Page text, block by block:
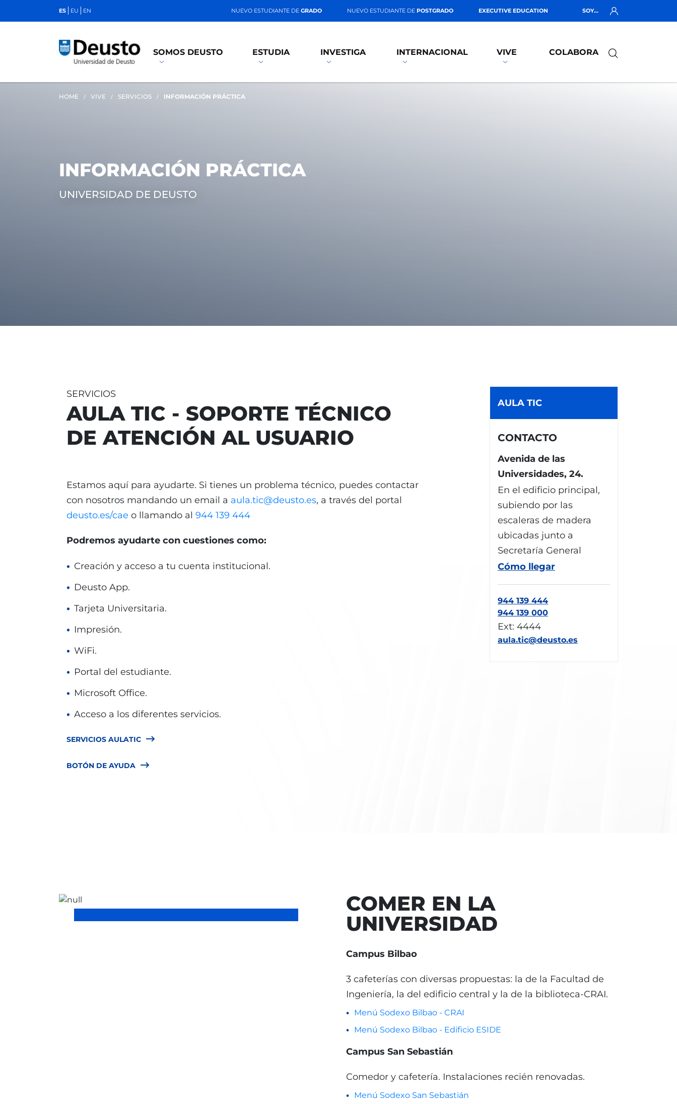
ES EU EN NUEVO ESTUDIANTE DEGRADO NUEVO ESTUDIANTE DE POSTGRADO EXECUTIVE EDUCATION SOY...
SOMOS DEUSTO ESTUDIA INVESTIGA INTERNACIONAL VIVE COLABORA
HOME VIVE SERVICIOS INFORMACIÓN PRÁCTICA
INFORMACIÓN PRÁCTICA
UNIVERSIDAD DE DEUSTO
SERVICIOS
AULA TIC - SOPORTE TÉCNICO
DE ATENCIÓN AL USUARIO
Estamos aquí para ayudarte. Si tienes un problema técnico, puedes contactar
con nosotros mandando un email a aula.tic@deusto.es, a través del portal
deusto.es/cae o llamando al 944 139 444
Podremos ayudarte con cuestiones como:
Creación y acceso a tu cuenta institucional.
Deusto App.
Tarjeta Universitaria.
Impresión.
WiFi.
Portal del estudiante.
Microsoft Office.
Acceso a los diferentes servicios.
SERVICIOS AULATIC
BOTÓN DE AYUDA
AULA TIC
CONTACTO
Avenida de las
Universidades, 24.
En el edificio principal,
subiendo por las
escaleras de madera
ubicadas junto a
Secretaría General
Cómo llegar
944 139 444
944 139 000
Ext: 4444
aula.tic@deusto.es
COMER EN LA
UNIVERSIDAD
Campus Bilbao
3 cafeterías con diversas propuestas: la de la Facultad de
Ingeniería, la del edificio central y la de la biblioteca-CRAI.
Menú Sodexo Bilbao - CRAI
Menú Sodexo Bilbao - Edificio ESIDE
Campus San Sebastián
Comedor y cafetería. Instalaciones recién renovadas.
Menú Sodexo San Sebastián